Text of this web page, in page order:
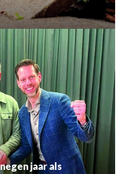
jaar als